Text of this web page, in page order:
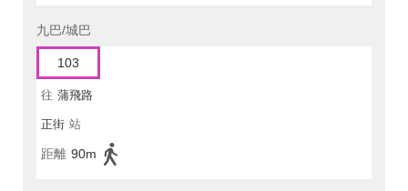
九巴/城巴
103
往 蒲飛路
正街 站
距離 90m